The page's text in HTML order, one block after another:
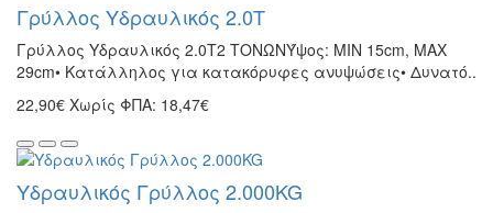
Γρύλλος Υδραυλικός 2.0T
Γρύλλος Υδραυλικός 2.0T2 ΤΟΝΩΝΎψος: MIN 15cm, MAX
29cm• Κατάλληλος για κατακόρυφες ανυψώσεις• Δυνατό..
22,90€ Χωρίς ΦΠΑ: 18,47€
Υδραυλικός Γρύλλος 2.000KG